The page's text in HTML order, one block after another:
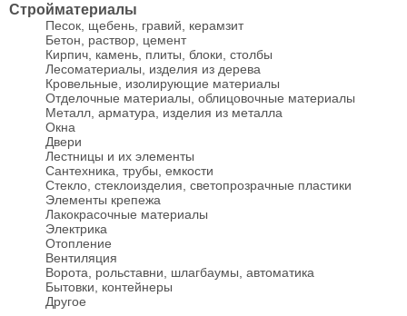
Стройматериалы
Песок, щебень, гравий, керамзит
Бетон, раствор, цемент
Кирпич, камень, плиты, блоки, столбы
Лесоматериалы, изделия из дерева
Кровельные, изолирующие материалы
Отделочные материалы, облицовочные материалы
Металл, арматура, изделия из металла
Окна
Двери
Лестницы и их элементы
Сантехника, трубы, емкости
Стекло, стеклоизделия, светопрозрачные пластики
Элементы крепежа
Лакокрасочные материалы
Электрика
Отопление
Вентиляция
Ворота, рольставни, шлагбаумы, автоматика
Бытовки, контейнеры
Другое